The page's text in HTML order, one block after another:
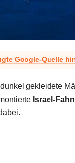
Google-Quelle
gekleidete
Israel-